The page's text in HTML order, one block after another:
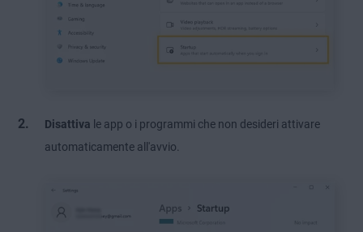
Disattiva le app o i programmi che non desideri attivare
automaticamente all'avvio.